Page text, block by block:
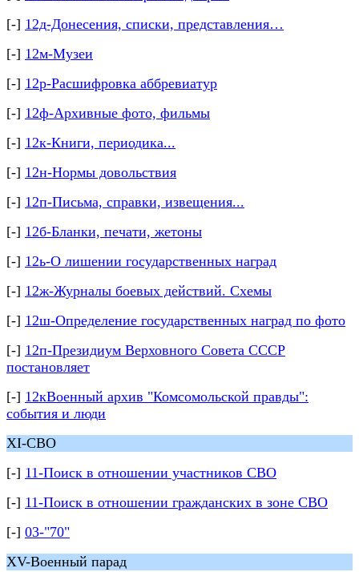
[-] 12д-Донесения, списки, представления…
[-] 12м-Музеи
[-] 12р-Расшифровка аббревиатур
[-] 12ф-Архивные фото, фильмы
[-] 12к-Книги, периодика...
[-] 12н-Нормы довольствия
[-] 12п-Письма, справки, извещения...
[-] 12б-Бланки, печати, жетоны
[-] 12ь-О лишении государственных наград
[-] 12ж-Журналы боевых действий. Схемы
[-] 12ш-Определение государственных наград по фото
[-] 12п-Президиум Верховного Совета СССР
постановляет
[-] 12кВоенный архив "Комсомольской правды":
события и люди
XI-СВО
[-] 11-Поиск в отношении участников СВО
[-] 11-Поиск в отношении гражданских в зоне СВО
[-] 03-"70"
XV-Военный парад